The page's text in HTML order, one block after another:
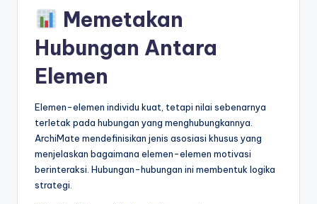
Memetakan
Hubungan Antara
Elemen
Elemen-elemen individu kuat, tetapi nilai sebenarnya
terletak pada hubungan yang menghubungkannya.
ArchiMate mendefinisikan jenis asosiasi khusus yang
menjelaskan bagaimana elemen-elemen motivasi
berinteraksi. Hubungan-hubungan ini membentuk logika
strategi.